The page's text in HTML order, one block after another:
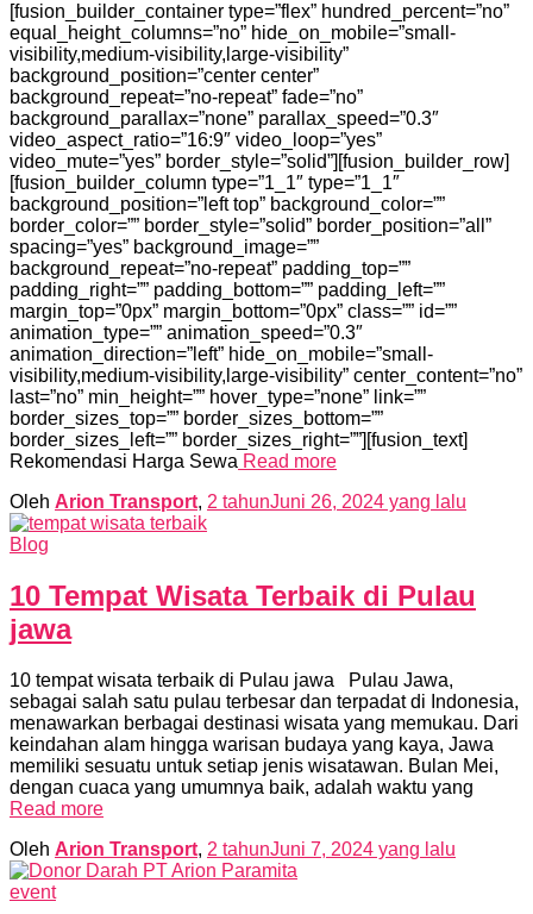
[fusion_builder_container type=”flex” hundred_percent=”no”
equal_height_columns=”no” hide_on_mobile=”small-
visibility,medium-visibility,large-visibility”
background_position=”center center”
background_repeat=”no-repeat” fade=”no”
background_parallax=”none” parallax_speed=”0.3″
video_aspect_ratio=”16:9″ video_loop=”yes”
video_mute=”yes” border_style=”solid”][fusion_builder_row]
[fusion_builder_column type=”1_1″ type=”1_1″
background_position=”left top” background_color=””
border_color=”” border_style=”solid” border_position=”all”
spacing=”yes” background_image=””
background_repeat=”no-repeat” padding_top=””
padding_right=”” padding_bottom=”” padding_left=””
margin_top=”0px” margin_bottom=”0px” class=”” id=””
animation_type=”” animation_speed=”0.3″
animation_direction=”left” hide_on_mobile=”small-
visibility,medium-visibility,large-visibility” center_content=”no”
last=”no” min_height=”” hover_type=”none” link=””
border_sizes_top=”” border_sizes_bottom=””
border_sizes_left=”” border_sizes_right=””][fusion_text]
Rekomendasi Harga Sewa Read more
Oleh Arion Transport, 2 tahunJuni 26, 2024 yang lalu
Blog
10 Tempat Wisata Terbaik di Pulau
jawa
10 tempat wisata terbaik di Pulau jawa Pulau Jawa,
sebagai salah satu pulau terbesar dan terpadat di Indonesia,
menawarkan berbagai destinasi wisata yang memukau. Dari
keindahan alam hingga warisan budaya yang kaya, Jawa
memiliki sesuatu untuk setiap jenis wisatawan. Bulan Mei,
dengan cuaca yang umumnya baik, adalah waktu yang
Read more
Oleh Arion Transport, 2 tahunJuni 7, 2024 yang lalu
event